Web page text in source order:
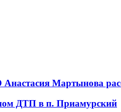
Мартынова
ДТП в п. Приамурский